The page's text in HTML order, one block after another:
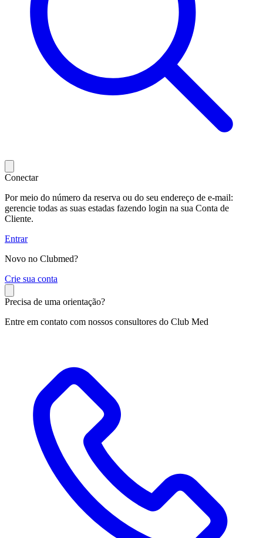
Conectar
Por meio do número da reserva ou do seu endereço de e-mail:
gerencie todas as suas estadas fazendo login na sua Conta de
Cliente.
Entrar
Novo no Clubmed?
Crie sua conta
Precisa de uma orientação?
Entre em contato com nossos consultores do Club Med